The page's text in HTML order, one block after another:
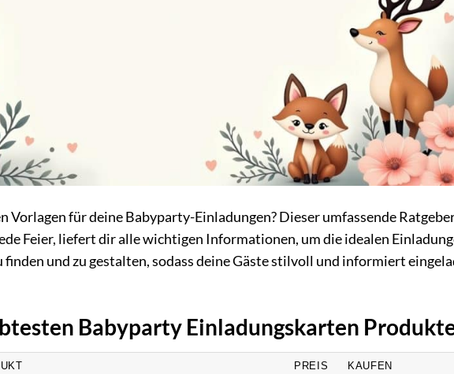
Vorlagen für deine Babyparty-Einladungen? Dieser umfassende
Feier, liefert dir alle wichtigen Informationen, um die idealen
finden und zu gestalten, sodass deine Gäste stilvoll und informiert
Babyparty Einladungskarten
PREIS KAUFEN